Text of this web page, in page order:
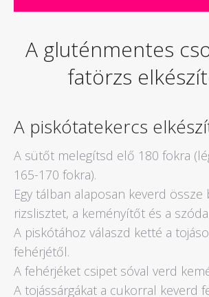
A gluténmentes
fatörzs
A piskótatekercs
A sütőt melegítsd elő 180 fokra
165-170 fokra).
Egy tálban alaposan keverd össze
rizslisztet, a keményítőt és a
A piskótához válaszd ketté a
fehérjétől.
A fehérjéket csipet sóval verd
A tojássárgákat a cukorral keverd